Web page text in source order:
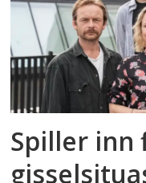
Spiller inn